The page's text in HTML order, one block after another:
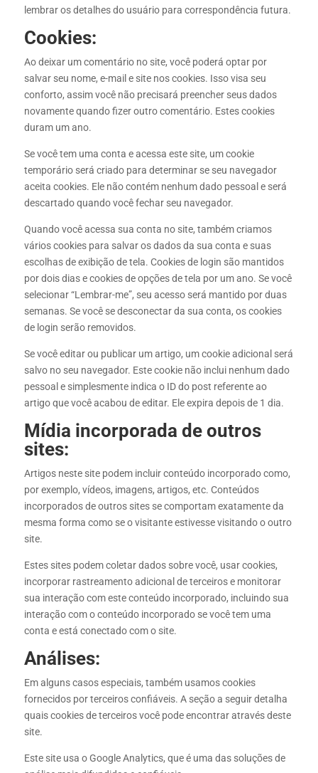
lembrar os detalhes do usuário para correspondência futura.
Cookies:
Ao deixar um comentário no site, você poderá optar por
salvar seu nome, e-mail e site nos cookies. Isso visa seu
conforto, assim você não precisará preencher seus dados
novamente quando fizer outro comentário. Estes cookies
duram um ano.
Se você tem uma conta e acessa este site, um cookie
temporário será criado para determinar se seu navegador
aceita cookies. Ele não contém nenhum dado pessoal e será
descartado quando você fechar seu navegador.
Quando você acessa sua conta no site, também criamos
vários cookies para salvar os dados da sua conta e suas
escolhas de exibição de tela. Cookies de login são mantidos
por dois dias e cookies de opções de tela por um ano. Se você
selecionar “Lembrar-me”, seu acesso será mantido por duas
semanas. Se você se desconectar da sua conta, os cookies
de login serão removidos.
Se você editar ou publicar um artigo, um cookie adicional será
salvo no seu navegador. Este cookie não inclui nenhum dado
pessoal e simplesmente indica o ID do post referente ao
artigo que você acabou de editar. Ele expira depois de 1 dia.
Mídia incorporada de outros
sites:
Artigos neste site podem incluir conteúdo incorporado como,
por exemplo, vídeos, imagens, artigos, etc. Conteúdos
incorporados de outros sites se comportam exatamente da
mesma forma como se o visitante estivesse visitando o outro
site.
Estes sites podem coletar dados sobre você, usar cookies,
incorporar rastreamento adicional de terceiros e monitorar
sua interação com este conteúdo incorporado, incluindo sua
interação com o conteúdo incorporado se você tem uma
conta e está conectado com o site.
Análises:
Em alguns casos especiais, também usamos cookies
fornecidos por terceiros confiáveis. A seção a seguir detalha
quais cookies de terceiros você pode encontrar através deste
site.
Este site usa o Google Analytics, que é uma das soluções de